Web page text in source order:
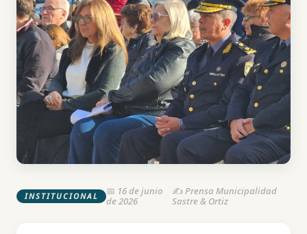
INSTITUCIONAL
📅 16 de junio
de 2026
✍️ Prensa Municipalidad
Sastre & Ortiz